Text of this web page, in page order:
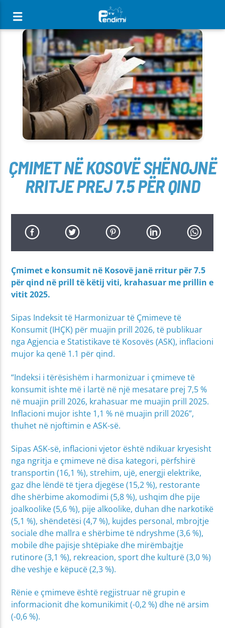
[There are no radio stations in the database]
ÇMIMET NË KOSOVË SHËNOJNË
RRITJE PREJ 7.5 PËR QIND
Çmimet e konsumit në Kosovë janë rritur për 7.5
për qind në prill të këtij viti, krahasuar me prillin e
vitit 2025.
Sipas Indeksit të Harmonizuar të Çmimeve të
Konsumit (IHÇK) për muajin prill 2026, të publikuar
nga Agjencia e Statistikave të Kosovës (ASK), inflacioni
mujor ka qenë 1.1 për qind.
“Indeksi i tërësishëm i harmonizuar i çmimeve të
konsumit ishte më i lartë në një mesatare prej 7,5 %
në muajin prill 2026, krahasuar me muajin prill 2025.
Inflacioni mujor ishte 1,1 % në muajin prill 2026”,
thuhet në njoftimin e ASK-së.
Sipas ASK-së, inflacioni vjetor është ndikuar kryesisht
nga ngritja e çmimeve në disa kategori, përfshirë
transportin (16,1 %), strehim, ujë, energji elektrike,
gaz dhe lëndë të tjera djegëse (15,2 %), restorante
dhe shërbime akomodimi (5,8 %), ushqim dhe pije
joalkoolike (5,6 %), pije alkoolike, duhan dhe narkotikë
(5,1 %), shëndetësi (4,7 %), kujdes personal, mbrojtje
sociale dhe mallra e shërbime të ndryshme (3,6 %),
mobile dhe pajisje shtëpiake dhe mirëmbajtje
rutinore (3,1 %), rekreacion, sport dhe kulturë (3,0 %)
dhe veshje e këpucë (2,3 %).
Rënie e çmimeve është regjistruar në grupin e
informacionit dhe komunikimit (-0,2 %) dhe në arsim
(-0,6 %).